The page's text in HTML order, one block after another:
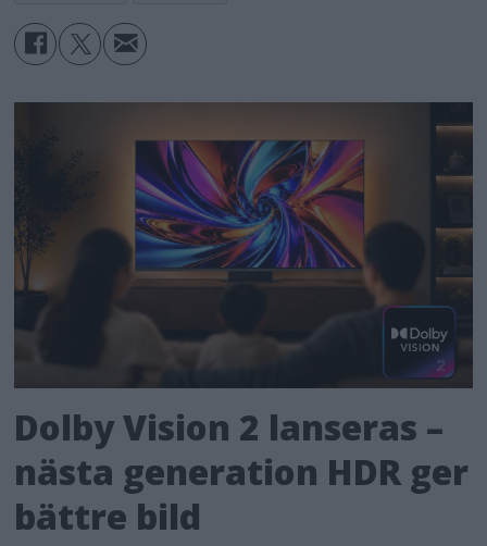
Dolby Vision 2 lanseras –
nästa generation HDR ger
bättre bild